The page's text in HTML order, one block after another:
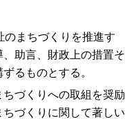
まちづくりを推進す
助言、財政上の措置そ
るものとする。
づくりへの取組を奨励
づくりに関して著しい